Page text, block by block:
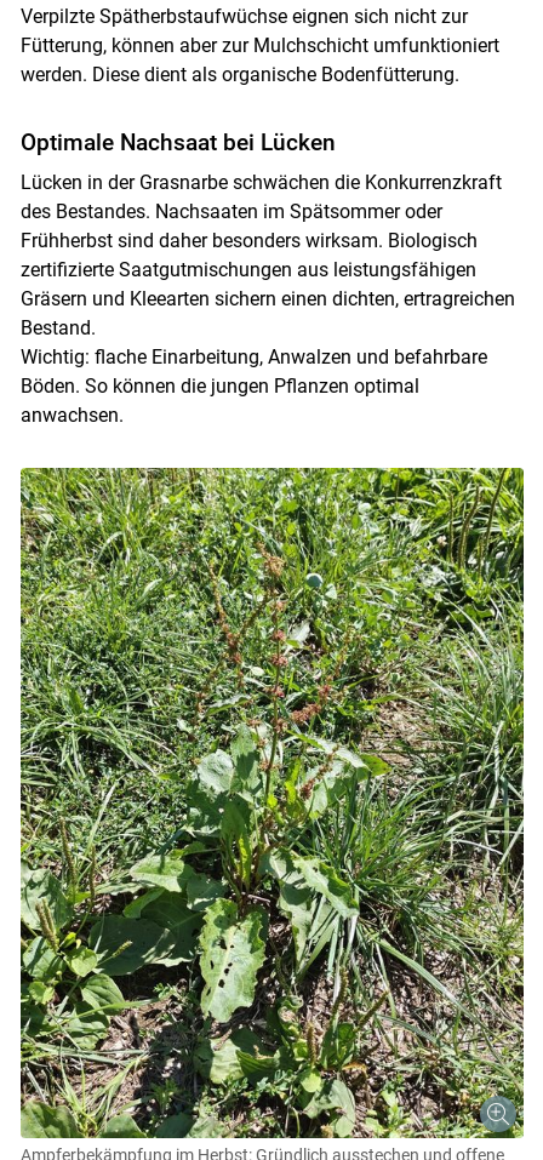
Verpilzte Spätherbstaufwüchse eignen sich nicht zur
Fütterung, können aber zur Mulchschicht umfunktioniert
werden. Diese dient als organische Bodenfütterung.
Optimale Nachsaat bei Lücken
Lücken in der Grasnarbe schwächen die Konkurrenzkraft
des Bestandes. Nachsaaten im Spätsommer oder
Frühherbst sind daher besonders wirksam. Biologisch
zertifizierte Saatgutmischungen aus leistungsfähigen
Gräsern und Kleearten sichern einen dichten, ertragreichen
Bestand.
Wichtig: flache Einarbeitung, Anwalzen und befahrbare
Böden. So können die jungen Pflanzen optimal
anwachsen.
Ampferbekämpfung im Herbst: Gründlich ausstechen und offene